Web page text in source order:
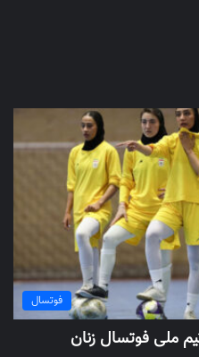
فوتسال
ملی فوتسال زنان